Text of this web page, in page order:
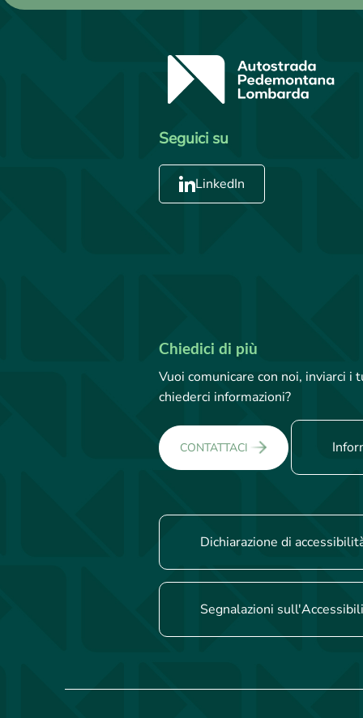
Seguici su
LinkedIn
Chiedici di più
Vuoi comunicare con noi, inviarci
chiederci informazioni?
CONTATTACI
Dichiarazione di
Segnalazioni